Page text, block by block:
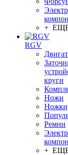
+
RGV
круги
Ножи
Ремни
+